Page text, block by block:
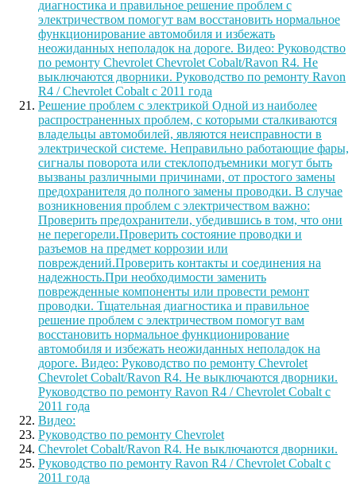
диагностика и правильное решение проблем с
электричеством помогут вам восстановить нормальное
функционирование автомобиля и избежать
неожиданных неполадок на дороге. Видео: Руководство
по ремонту Chevrolet Chevrolet Cobalt/Ravon R4. Не
выключаются дворники. Руководство по ремонту Ravon
R4 / Chevrolet Cobalt с 2011 года
Решение проблем с электрикой Одной из наиболее
распространенных проблем, с которыми сталкиваются
владельцы автомобилей, являются неисправности в
электрической системе. Неправильно работающие фары,
сигналы поворота или стеклоподъемники могут быть
вызваны различными причинами, от простого замены
предохранителя до полного замены проводки. В случае
возникновения проблем с электричеством важно:
Проверить предохранители, убедившись в том, что они
не перегорели.Проверить состояние проводки и
разъемов на предмет коррозии или
повреждений.Проверить контакты и соединения на
надежность.При необходимости заменить
поврежденные компоненты или провести ремонт
проводки. Тщательная диагностика и правильное
решение проблем с электричеством помогут вам
восстановить нормальное функционирование
автомобиля и избежать неожиданных неполадок на
дороге. Видео: Руководство по ремонту Chevrolet
Chevrolet Cobalt/Ravon R4. Не выключаются дворники.
Руководство по ремонту Ravon R4 / Chevrolet Cobalt с
2011 года
Видео:
Руководство по ремонту Chevrolet
Chevrolet Cobalt/Ravon R4. Не выключаются дворники.
Руководство по ремонту Ravon R4 / Chevrolet Cobalt с
2011 года